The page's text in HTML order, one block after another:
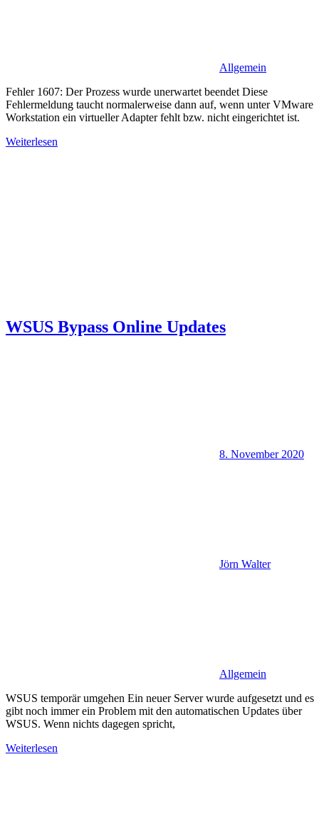
Allgemein
Fehler 1607: Der Prozess wurde unerwartet beendet Diese
Fehlermeldung taucht normalerweise dann auf, wenn unter VMware
Workstation ein virtueller Adapter fehlt bzw. nicht eingerichtet ist.
Weiterlesen
WSUS Bypass Online Updates
8. November 2020
Jörn Walter
Allgemein
WSUS temporär umgehen Ein neuer Server wurde aufgesetzt und es
gibt noch immer ein Problem mit den automatischen Updates über
WSUS. Wenn nichts dagegen spricht,
Weiterlesen